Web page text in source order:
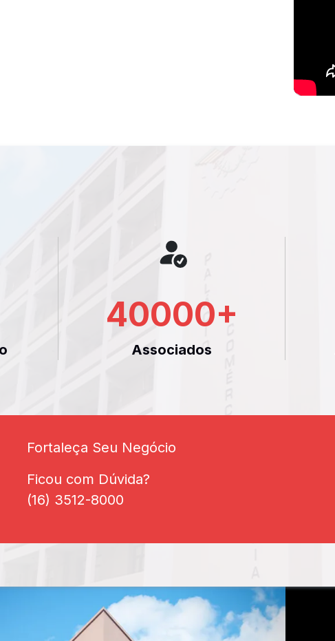
40000+
Associados
Fortaleça Seu Negócio
Ficou com Dúvida?
(16) 3512-8000